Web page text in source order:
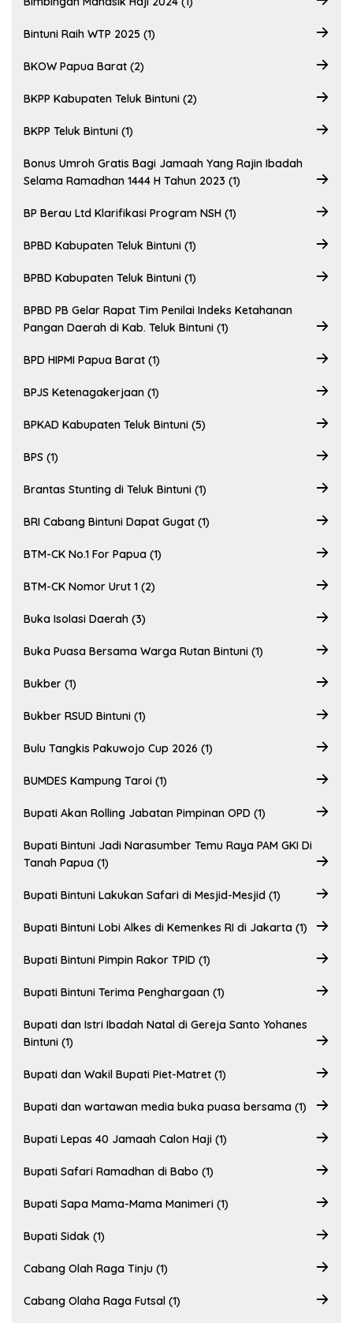
Bintuni Raih WTP 2025 (1)
BKOW Papua Barat (2)
BKPP Kabupaten Teluk Bintuni (2)
BKPP Teluk Bintuni (1)
Bonus Umroh Gratis Bagi Jamaah Yang Rajin Ibadah
Selama Ramadhan 1444 H Tahun 2023 (1)
BP Berau Ltd Klarifikasi Program NSH (1)
BPBD Kabupaten Teluk Bintuni (1)
BPBD Kabupaten Teluk Bintuni (1)
BPBD PB Gelar Rapat Tim Penilai Indeks Ketahanan
Pangan Daerah di Kab. Teluk Bintuni (1)
BPD HIPMI Papua Barat (1)
BPJS Ketenagakerjaan (1)
BPKAD Kabupaten Teluk Bintuni (5)
BPS (1)
Brantas Stunting di Teluk Bintuni (1)
BRI Cabang Bintuni Dapat Gugat (1)
BTM-CK No.1 For Papua (1)
BTM-CK Nomor Urut 1 (2)
Buka Isolasi Daerah (3)
Buka Puasa Bersama Warga Rutan Bintuni (1)
Bukber (1)
Bukber RSUD Bintuni (1)
Bulu Tangkis Pakuwojo Cup 2026 (1)
BUMDES Kampung Taroi (1)
Bupati Akan Rolling Jabatan Pimpinan OPD (1)
Bupati Bintuni Jadi Narasumber Temu Raya PAM GKI Di
Tanah Papua (1)
Bupati Bintuni Lakukan Safari di Mesjid-Mesjid (1)
Bupati Bintuni Lobi Alkes di Kemenkes RI di Jakarta (1)
Bupati Bintuni Pimpin Rakor TPID (1)
Bupati Bintuni Terima Penghargaan (1)
Bupati dan Istri Ibadah Natal di Gereja Santo Yohanes
Bintuni (1)
Bupati dan Wakil Bupati Piet-Matret (1)
Bupati dan wartawan media buka puasa bersama (1)
Bupati Lepas 40 Jamaah Calon Haji (1)
Bupati Safari Ramadhan di Babo (1)
Bupati Sapa Mama-Mama Manimeri (1)
Bupati Sidak (1)
Cabang Olah Raga Tinju (1)
Cabang Olaha Raga Futsal (1)